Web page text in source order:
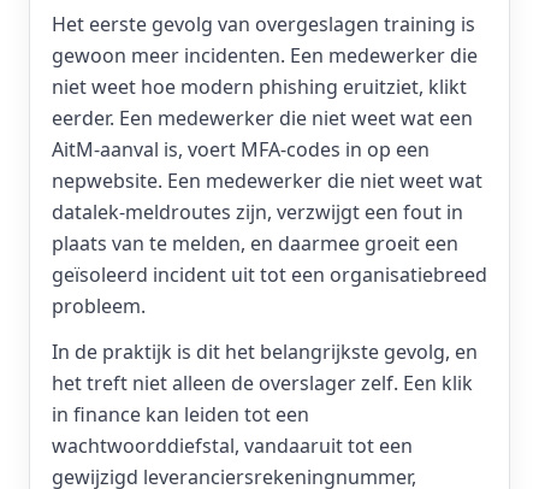
Het eerste gevolg van overgeslagen training is
gewoon meer incidenten. Een medewerker die
niet weet hoe modern phishing eruitziet, klikt
eerder. Een medewerker die niet weet wat een
AitM-aanval is, voert MFA-codes in op een
nepwebsite. Een medewerker die niet weet wat
datalek-meldroutes zijn, verzwijgt een fout in
plaats van te melden, en daarmee groeit een
geïsoleerd incident uit tot een organisatiebreed
probleem.
In de praktijk is dit het belangrijkste gevolg, en
het treft niet alleen de overslager zelf. Een klik
in finance kan leiden tot een
wachtwoorddiefstal, vandaaruit tot een
gewijzigd leveranciersrekeningnummer,